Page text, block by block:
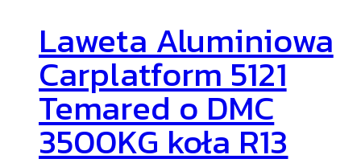
Laweta Aluminiowa
Carplatform 5121
Temared o DMC
3500KG koła R13